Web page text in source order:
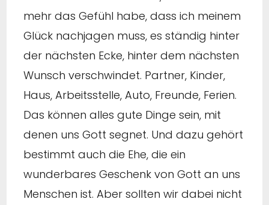
mehr das Gefühl habe, dass ich meinem
Glück nachjagen muss, es ständig hinter
der nächsten Ecke, hinter dem nächsten
Wunsch verschwindet. Partner, Kinder,
Haus, Arbeitsstelle, Auto, Freunde, Ferien.
Das können alles gute Dinge sein, mit
denen uns Gott segnet. Und dazu gehört
bestimmt auch die Ehe, die ein
wunderbares Geschenk von Gott an uns
Menschen ist. Aber sollten wir dabei nicht